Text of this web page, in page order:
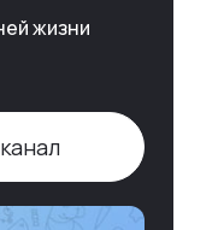
жизни